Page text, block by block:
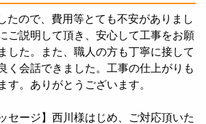
たので、費用等とても不安がありまし
ご説明して頂き、安心して工事をお願
した。また、職人の方も丁寧に接して
く会話できました。工事の仕上がりも
す。ありがとうございます。
セージ】西川様はじめ、ご対応頂いた